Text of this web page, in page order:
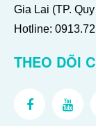
Gia Lai (TP.
Hotline:
THEO DÕI